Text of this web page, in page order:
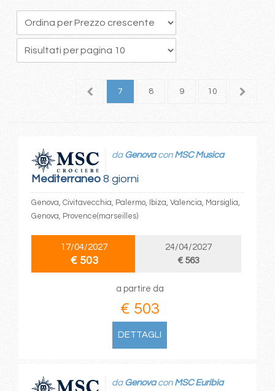
6 7 8 9 10 11
Mediterraneo8 giorni
da Genovacon MSC Musica
Genova, Civitavecchia, Palermo, Ibiza, Valencia, Marsiglia,
Genova, Provence(marseilles)
17/04/2027
€ 503
24/04/2027
€ 563
a partire da
€ 503
DETTAGLI
da Genovacon MSC Euribia